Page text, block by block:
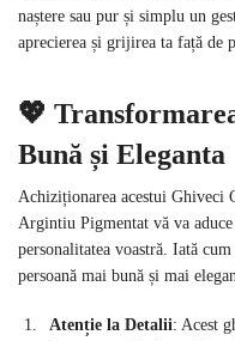
naștere sau pur și simplu un
aprecierea și grijirea ta față de
💖
Bună și Eleganta
Achiziționarea acestui Ghiveci
Argintiu Pigmentat vă va
personalitatea voastră. Iată
persoană mai bună și mai
Atenție la Detalii: Acest